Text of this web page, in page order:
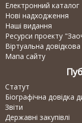
Електронний каталог
Нові надходження
Наші видання
Ресурси проекту
Віртуальна
Мапа сайту
Статут
Біографічна довідка
Звіти
Державні закупівлі